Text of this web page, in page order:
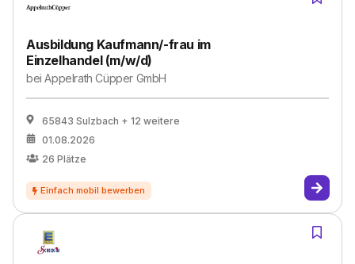
Ausbildung Kaufmann/-frau im
Einzelhandel (m/w/d)
beiAppelrath Cüpper GmbH
65843 Sulzbach + 12 weitere
01.08.2026
26 Plätze